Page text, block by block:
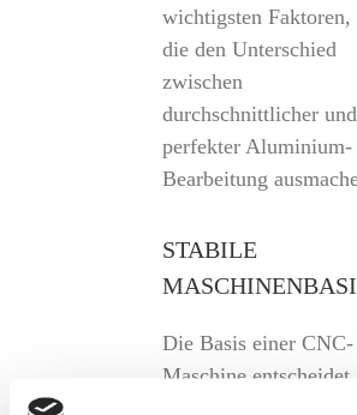
wichtigsten Faktoren,
die den Unterschied
zwischen
durchschnittlicher und
perfekter Aluminium-
Bearbeitung
STABILE
Die Basis einer CNC-
Maschine entscheidet